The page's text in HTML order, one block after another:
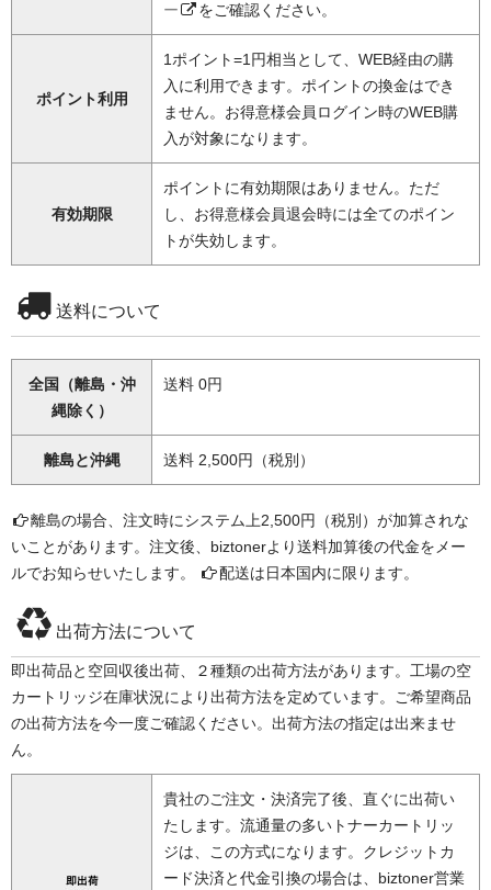
ー
をご確認ください。
ポイント利用
1ポイント=1円相当として、WEB経由の購
入に利用できます。ポイントの換金はでき
ません。お得意様会員ログイン時のWEB購
入が対象になります。
有効期限
ポイントに有効期限はありません。ただ
し、お得意様会員退会時には全てのポイン
トが失効します。
送料について
全国（離島・沖
縄除く）
送料 0円
離島と沖縄 送料 2,500円（税別）
離島の場合、注文時にシステム上2,500円（税別）が加算されな
いことがあります。注文後、biztonerより送料加算後の代金をメー
ルでお知らせいたします。
配送は日本国内に限ります。
出荷方法について
即出荷品と空回収後出荷、２種類の出荷方法があります。工場の空
カートリッジ在庫状況により出荷方法を定めています。ご希望商品
の出荷方法を今一度ご確認ください。出荷方法の指定は出来ませ
ん。
貴社のご注文・決済完了後、直ぐに出荷い
たします。流通量の多いトナーカートリッ
ジは、この方式になります。クレジットカ
ード決済と代金引換の場合は、biztoner営業